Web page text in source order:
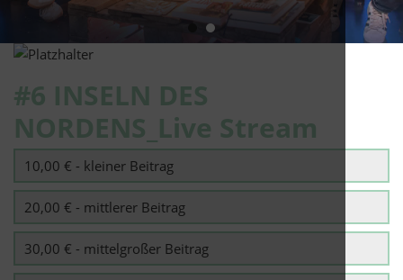
#6 INSELN DES
NORDENS_Live Stream
10,00 € - kleiner Beitrag
20,00 € - mittlerer Beitrag
30,00 € - mittelgroßer Beitrag